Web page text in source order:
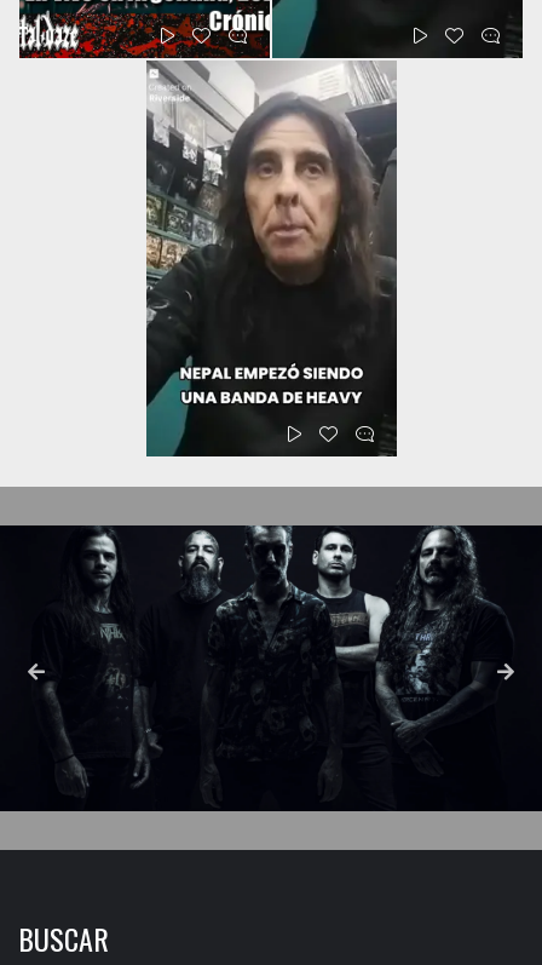
BUSCAR